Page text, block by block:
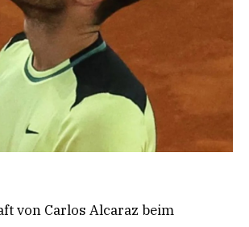
von Carlos Alcaraz beim